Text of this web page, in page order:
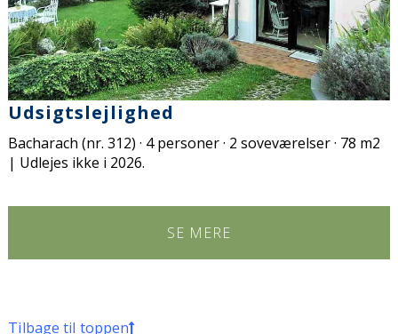
Udsigtslejlighed
Bacharach (nr. 312) · 4 personer · 2 soveværelser · 78 m2
| Udlejes ikke i 2026.
SE MERE
Tilbage til toppen